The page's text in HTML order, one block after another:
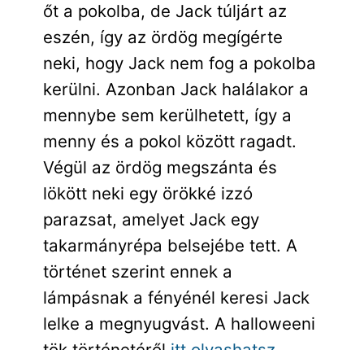
őt a pokolba, de Jack túljárt az
eszén, így az ördög megígérte
neki, hogy Jack nem fog a pokolba
kerülni. Azonban Jack halálakor a
mennybe sem kerülhetett, így a
menny és a pokol között ragadt.
Végül az ördög megszánta és
lökött neki egy örökké izzó
parazsat, amelyet Jack egy
takarmányrépa belsejébe tett. A
történet szerint ennek a
lámpásnak a fényénél keresi Jack
lelke a megnyugvást. A halloweeni